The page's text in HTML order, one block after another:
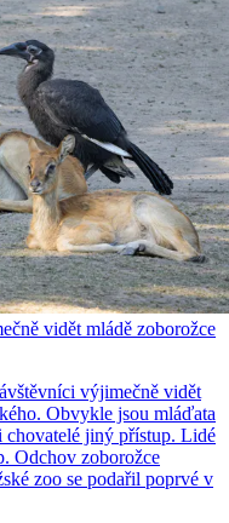
vidět mládě zoborožce
výjimečně vidět
Obvykle jsou mláďata
chovatelé jiný přístup. Lidé
Odchov zoborožce
zoo se podařil poprvé v